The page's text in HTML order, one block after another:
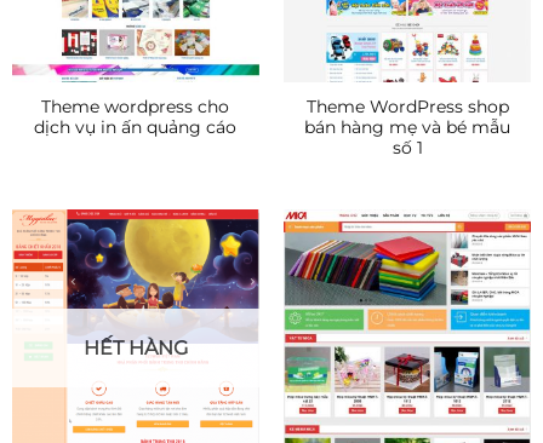
Theme wordpress cho
dịch vụ in ấn quảng cáo
Theme WordPress shop
bán hàng mẹ và bé mẫu
số 1
HẾT HÀNG